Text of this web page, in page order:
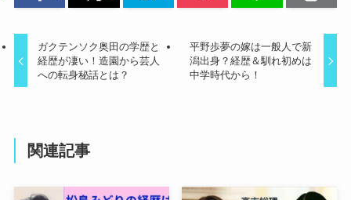
ガクテンソク奥田の学歴と
経歴が凄い！造園から芸人
への転身秘話とは？
平野歩夢の嫁は一般人で新
潟出身？経歴＆馴れ初めは
中学時代から！
関連記事